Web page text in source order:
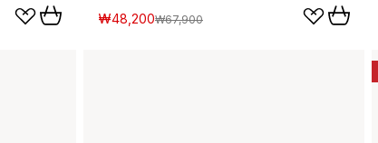
₩48,200₩67,900